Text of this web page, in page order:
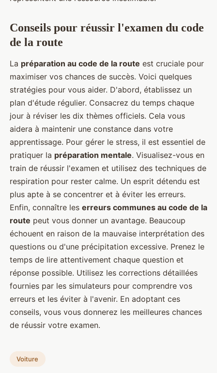
Conseils pour réussir l'examen du code
de la route
La préparation au code de la route est cruciale pour
maximiser vos chances de succès. Voici quelques
stratégies pour vous aider. D'abord, établissez un
plan d'étude régulier. Consacrez du temps chaque
jour à réviser les dix thèmes officiels. Cela vous
aidera à maintenir une constance dans votre
apprentissage. Pour gérer le stress, il est essentiel de
pratiquer la préparation mentale. Visualisez-vous en
train de réussir l'examen et utilisez des techniques de
respiration pour rester calme. Un esprit détendu est
plus apte à se concentrer et à éviter les erreurs.
Enfin, connaître les erreurs communes au code de la
route peut vous donner un avantage. Beaucoup
échouent en raison de la mauvaise interprétation des
questions ou d'une précipitation excessive. Prenez le
temps de lire attentivement chaque question et
réponse possible. Utilisez les corrections détaillées
fournies par les simulateurs pour comprendre vos
erreurs et les éviter à l'avenir. En adoptant ces
conseils, vous vous donnerez les meilleures chances
de réussir votre examen.
Voiture